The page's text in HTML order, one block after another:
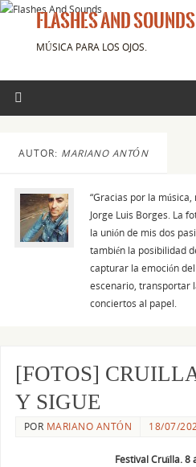
FLASHES AND SOUNDS
MÚSICA PARA LOS OJOS.
AUTOR: MARIANO ANTÓN
“Gracias por la
Jorge Luis Borges. La
la unión de mis dos
también la posibilidad
capturar la emoción
escenario, transportar
conciertos al papel.
[FOTOS]
Y SIGUE
POR MARIANO ANTÓN 18/07/
Festival Cruïlla. 8